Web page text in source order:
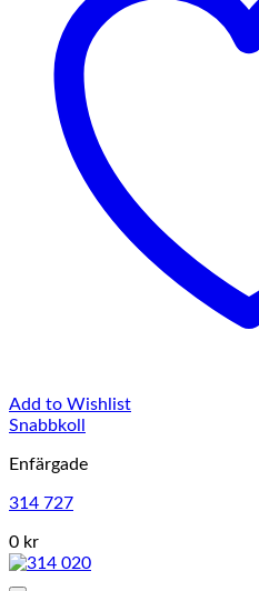
Add to Wishlist
Snabbkoll
Enfärgade
314 727
0 kr